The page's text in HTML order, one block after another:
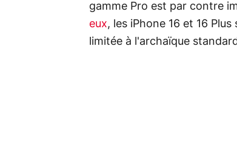
gamme Pro est par contre
eux, les iPhone 16 et 16
limitée à l'archaïque